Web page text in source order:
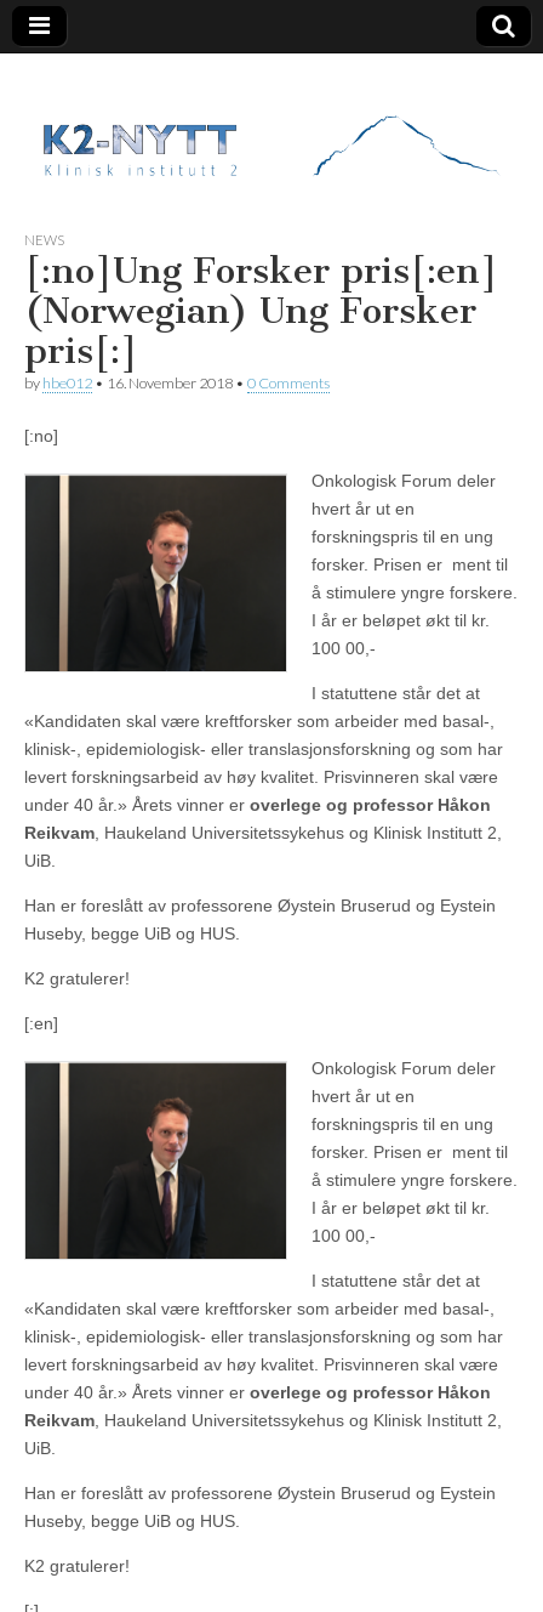
K2 Nytt
NEWS
[:no]Ung Forsker pris[:en]
(Norwegian) Ung Forsker
pris[:]
by hbe012 • 16. November 2018 • 0 Comments
[:no]
Onkologisk Forum deler
hvert år ut en
forskningspris til en ung
forsker. Prisen er ment til
å stimulere yngre forskere.
I år er beløpet økt til kr.
100 00,-
I statuttene står det at
«Kandidaten skal være kreftforsker som arbeider med basal-,
klinisk-, epidemiologisk- eller translasjonsforskning og som har
levert forskningsarbeid av høy kvalitet. Prisvinneren skal være
under 40 år.» Årets vinner er overlege og professor Håkon
Reikvam, Haukeland Universitetssykehus og Klinisk Institutt 2,
UiB.
Han er foreslått av professorene Øystein Bruserud og Eystein
Huseby, begge UiB og HUS.
K2 gratulerer!
[:en]
Onkologisk Forum deler
hvert år ut en
forskningspris til en ung
forsker. Prisen er ment til
å stimulere yngre forskere.
I år er beløpet økt til kr.
100 00,-
I statuttene står det at
«Kandidaten skal være kreftforsker som arbeider med basal-,
klinisk-, epidemiologisk- eller translasjonsforskning og som har
levert forskningsarbeid av høy kvalitet. Prisvinneren skal være
under 40 år.» Årets vinner er overlege og professor Håkon
Reikvam, Haukeland Universitetssykehus og Klinisk Institutt 2,
UiB.
Han er foreslått av professorene Øystein Bruserud og Eystein
Huseby, begge UiB og HUS.
K2 gratulerer!